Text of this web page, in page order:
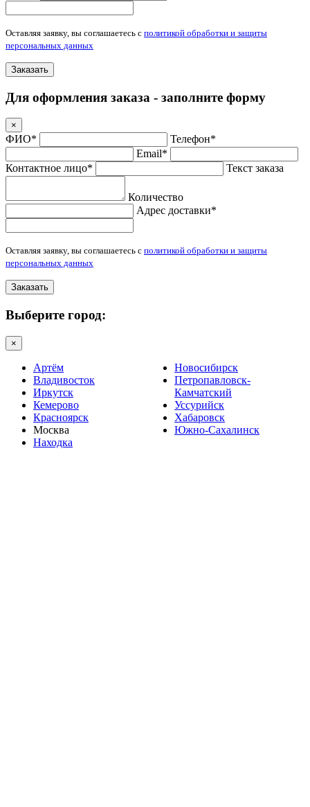
Оставляя заявку, вы соглашаетесь с политикой обработки и защиты
персональных данных
Заказать
Для оформления заказа - заполните форму
×
ФИО*
Телефон*
Email*
Контактное лицо*
Текст заказа
Количество
Адрес доставки*
Оставляя заявку, вы соглашаетесь с политикой обработки и защиты
персональных данных
Заказать
Выберите город:
×
Артём
Владивосток
Иркутск
Кемерово
Красноярск
Москва
Находка
Новосибирск
Петропавловск-
Камчатский
Уссурийск
Хабаровск
Южно-Сахалинск